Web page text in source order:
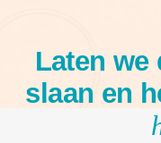
Laten we
slaan en